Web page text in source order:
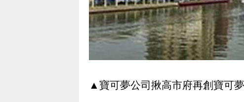
▲寶可夢公司揪高市府再創寶可